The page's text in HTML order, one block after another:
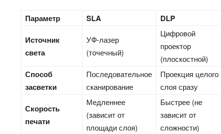
Параметр SLA
DLP
Источник
света
УФ-лазер
(точечный)
Цифровой
проектор
(плоскостной)
Способ
засветки
Последовательное
сканирование
Проекция целого
слоя сразу
Скорость
печати
Медленнее
(зависит от
площади слоя)
Быстрее (не
зависит от
сложности)